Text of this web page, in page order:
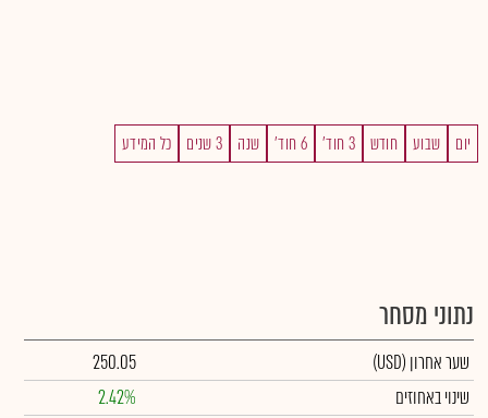
יום שבוע חודש 3 חוד' 6 חוד' שנה 3 שנים כל המידע
נתוני מסחר
שער אחרון (USD)
250.05
שינוי באחוזים
2.42%